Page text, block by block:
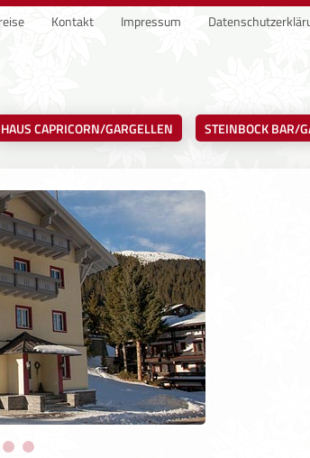
Kontakt Impressum
HAUS CAPRICORN/GARGELLEN STEINBOCK BAR/